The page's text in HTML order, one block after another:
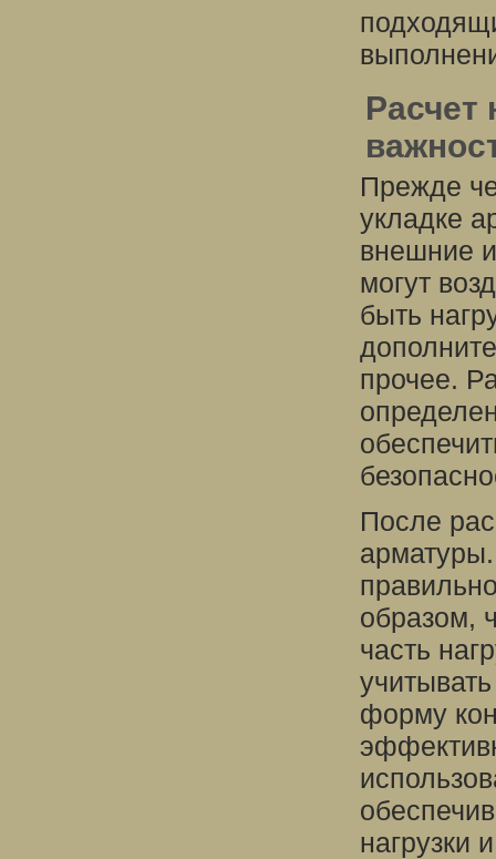
Расчет
Прежде
укладке
внешние
могут
быть
прочее.
После
образом,
часть
форму
нагрузки